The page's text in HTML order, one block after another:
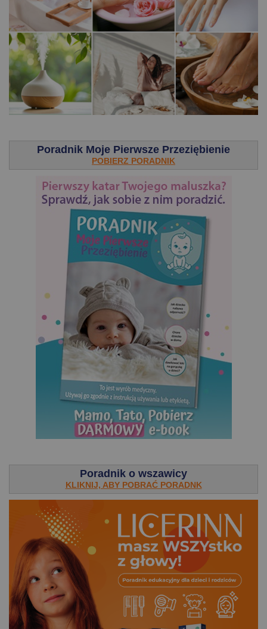
Poradnik Moje Pierwsze Przeziębienie
POBIERZ PORADNIK
Poradnik o wszawicy
KLIKNIJ, ABY POBRAĆ PORADNK